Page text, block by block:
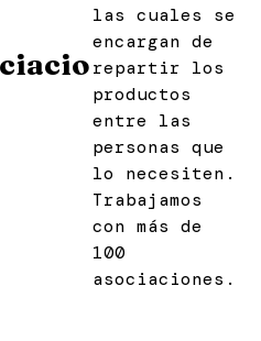
las cuales se
encargan de
repartir los
productos
entre las
personas que
lo necesiten.
Trabajamos
con más de
100
asociaciones.